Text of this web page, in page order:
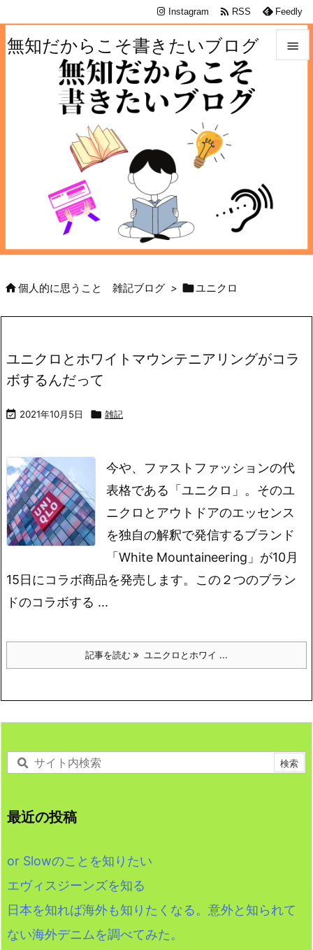
無知だからこそ書きたいブログ 
Instagram  RSS Feedly
個人的に思うこと 雑記ブログ > ユニクロ
ユニクロとホワイトマウンテニアリングがコラ
ボするんだって
 2021年10月5日  雑記
今や、ファストファッションの代
表格である「ユニクロ」。そのユ
ニクロとアウトドアのエッセンス
を独自の解釈で発信するブランド
「White Mountaineering」が10月
15日にコラボ商品を発売します。この２つのブラン
ドのコラボする ...
記事を読む ユニクロとホワイ ...
最近の投稿
or Slowのことを知りたい
エヴィスジーンズを知る
日本を知れば海外も知りたくなる。意外と知られて
ない海外デニムを調べてみた。